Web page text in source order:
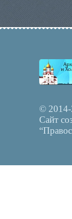
©
Сайт